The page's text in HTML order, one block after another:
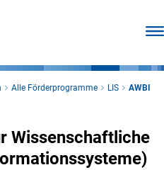
Alle Förderprogramme LIS AWBI
Wissenschaftliche